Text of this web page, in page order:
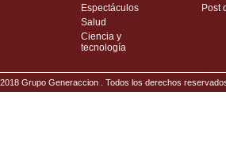
Espectáculos
Salud
Ciencia y
tecnología
Post
2018 Grupo Generaccion . Todos los derechos